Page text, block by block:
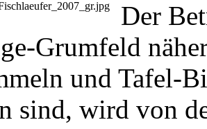
Der
Grumfeld
und Tafel-
sind, wird von